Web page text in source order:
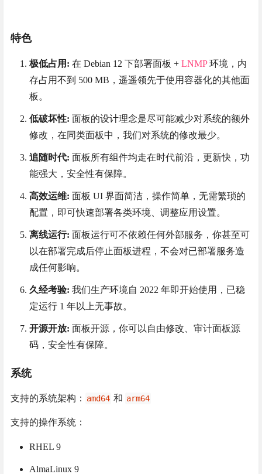
特色
板。
修改，在同类面板中，我们对系统的修改最少。
能强大，安全性有保障。
配置，即可快速部署各类环境、调整应用设置。
离线运行:
成任何影响。
定运行 1 年以上无事故。
码，安全性有保障。
系统
支持的系统架构：
支持的操作系统：